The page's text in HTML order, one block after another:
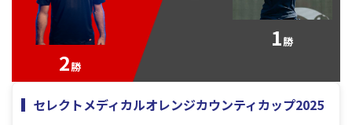
2勝
1勝
セレクトメディカルオレンジカウンティカップ2025